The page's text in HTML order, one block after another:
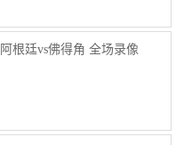
根廷vs佛得角 全场录像